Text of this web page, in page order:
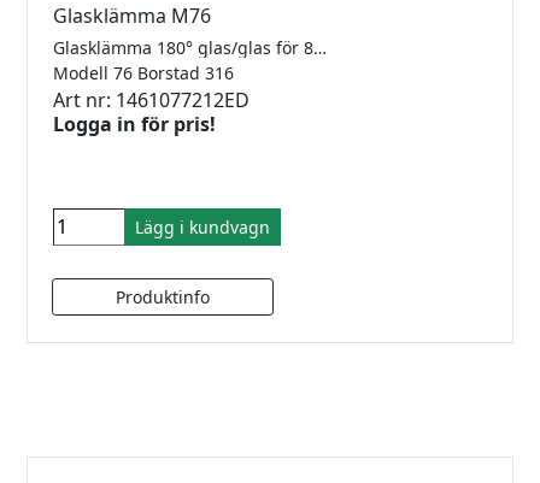
Glasklämma M76
Glasklämma 180° glas/glas för 8-12.76mm glas. Rostfritt 316.
Modell 76 Borstad 316
Art nr: 1461077212ED
Logga in för pris!
Lägg i kundvagn